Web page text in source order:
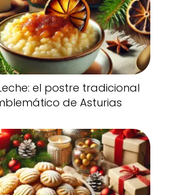
el postre tradicional
de Asturias